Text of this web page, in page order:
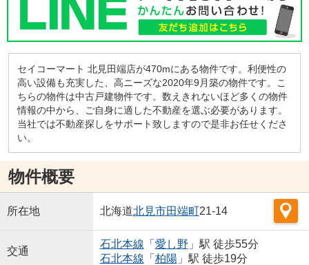
セイコーマート 北見田端店が470mにある物件です。利便性の
高い設備も充実した、高ニーズな2020年9月築の物件です。こ
ちらの物件は中古戸建物件です。数えきれないほど多くの物件
情報の中から、ご自身に適した不動産を選ぶ必要があります。
当社では不動産探しをサポート致しますので是非お任せくださ
い。
物件概要
所在地 北海道北見市田端町21-14
交通
石北本線 「 愛し野 」駅 徒歩55分
石北本線 「 柏陽」駅 徒歩19分